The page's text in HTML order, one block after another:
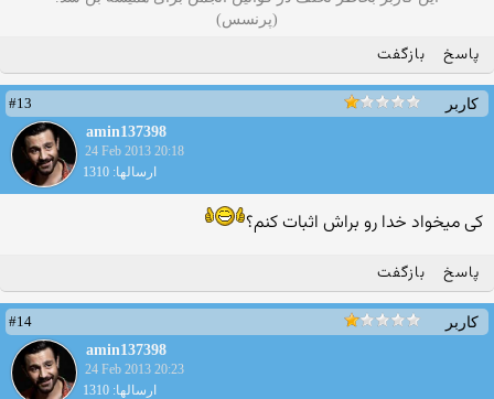
(پرنسس)
پاسخ بازگفت
کاربر
#13
amin137398
24 Feb 2013 20:18
ارسالها: 1310
کی میخواد خدا رو براش اثبات کنم؟
پاسخ بازگفت
کاربر
#14
amin137398
24 Feb 2013 20:23
ارسالها: 1310